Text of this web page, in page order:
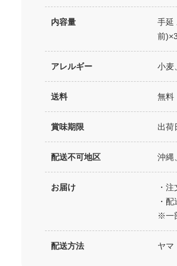
内容量
手延
前
アレルギー 小麦
送料 無料
賞味期限 出荷
配送不可地区 沖縄
お届け
・
・
※一
配送方法 ヤマ